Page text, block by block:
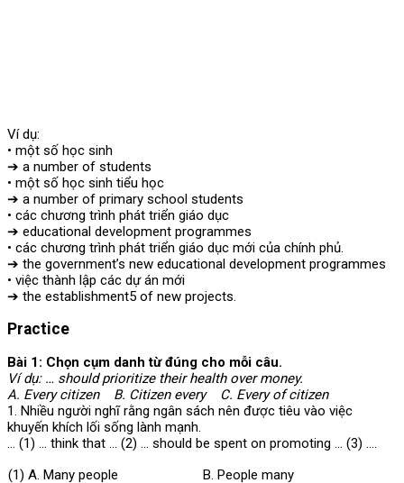
Ví dụ:
• một số học sinh
➔ a number of students
• một số học sinh tiểu học
➔ a number of primary school students
• các chương trình phát triển giáo dục
➔ educational development programmes
• các chương trình phát triển giáo dục mới của chính phủ.
➔ the government’s new educational development programmes
• việc thành lập các dự án mới
➔ the establishment5 of new projects.
Practice
Bài 1: Chọn cụm danh từ đúng cho mỗi câu.
Ví dụ: … should prioritize their health over money.
A. Every citizen B. Citizen every C. Every of citizen
1. Nhiều người nghĩ rằng ngân sách nên được tiêu vào việc
khuyến khích lối sống lành mạnh.
… (1) … think that … (2) … should be spent on promoting … (3) ….
(1) A. Many people
B. People many